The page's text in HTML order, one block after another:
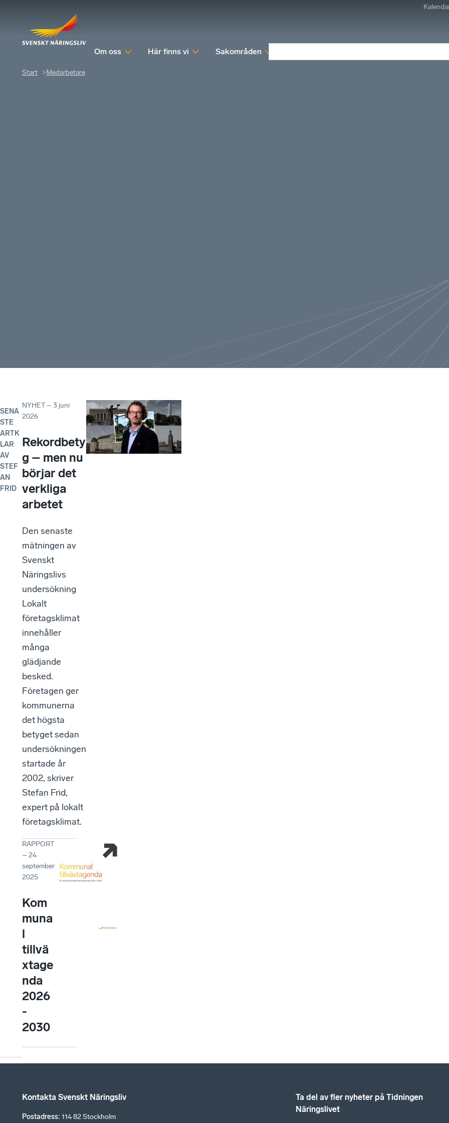
Om oss Här finns vi Sakområden
Start Medarbetare
SENA
STE
ARTK
LAR
AV
STEF
AN
FRID
NYHET –3 juni
2026
Rekordbety
g – men nu
börjar det
verkliga
arbetet
Den senaste
mätningen av
Svenskt
Näringslivs
undersökning
Lokalt
företagsklimat
innehåller
många
glädjande
besked.
Företagen ger
kommunerna
det högsta
betyget sedan
undersökningen
startade år
2002, skriver
Stefan Frid,
expert på lokalt
företagsklimat.
RAPPORT
–24
september
2025
Kom
muna
l
tillvä
xtage
nda
2026
-
2030
Kontakta Svenskt Näringsliv
Postadress: 114 82 Stockholm
Ta del av fler nyheter på Tidningen
Näringslivet